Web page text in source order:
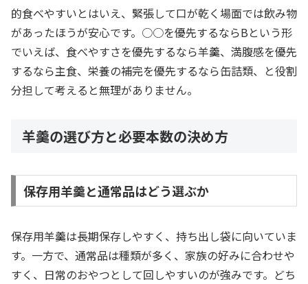
的食べやすいとはいえ、緊張して口が乾く場面では飲み物
があったほうが安心です。○○を優先するならBという形
でいえば、食べやすさを優先するなら羊羹、満腹感を優先
するなら主食、栄養の補完を優先するなら缶詰類、と役割
分担して考えると無理がありません。
羊羹の選び方と必要本数の決め方
保存用羊羹と通常品はどう選ぶか
保存用羊羹は長期保存しやすく、持ち出し袋に向いていま
す。一方で、通常品は種類が多く、家族の好みに合わせや
すく、日常のおやつとして回しやすいのが強みです。どち